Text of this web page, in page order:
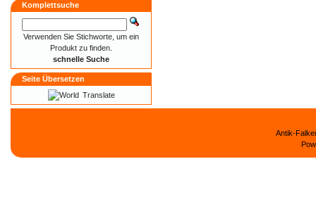
Komplettsuche
Verwenden Sie Stichworte, um ein
Produkt zu finden.
schnelle Suche
Seite Übersetzen
Translate
Antik-